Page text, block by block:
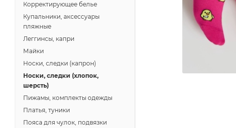
Корректирующее белье
Купальники, аксессуары
пляжные
Леггинсы, капри
Майки
Носки, следки (капрон)
Носки, следки (хлопок,
шерсть)
Пижамы, комплекты одежды
Платья, туники
Пояса для чулок, подвязки